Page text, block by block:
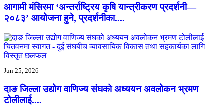
आगामी मंसिरमा ‘अन्तर्राष्ट्रिय कृषि यान्त्रीकरण प्रदर्शनी—
२०८३’ आयोजना हुने, प्रदर्शनीका....
Jun 25, 2026
दाङ जिल्ला उद्योग वाणिज्य संघको अध्ययन अवलोकन भ्रमण
टोलीलाई....